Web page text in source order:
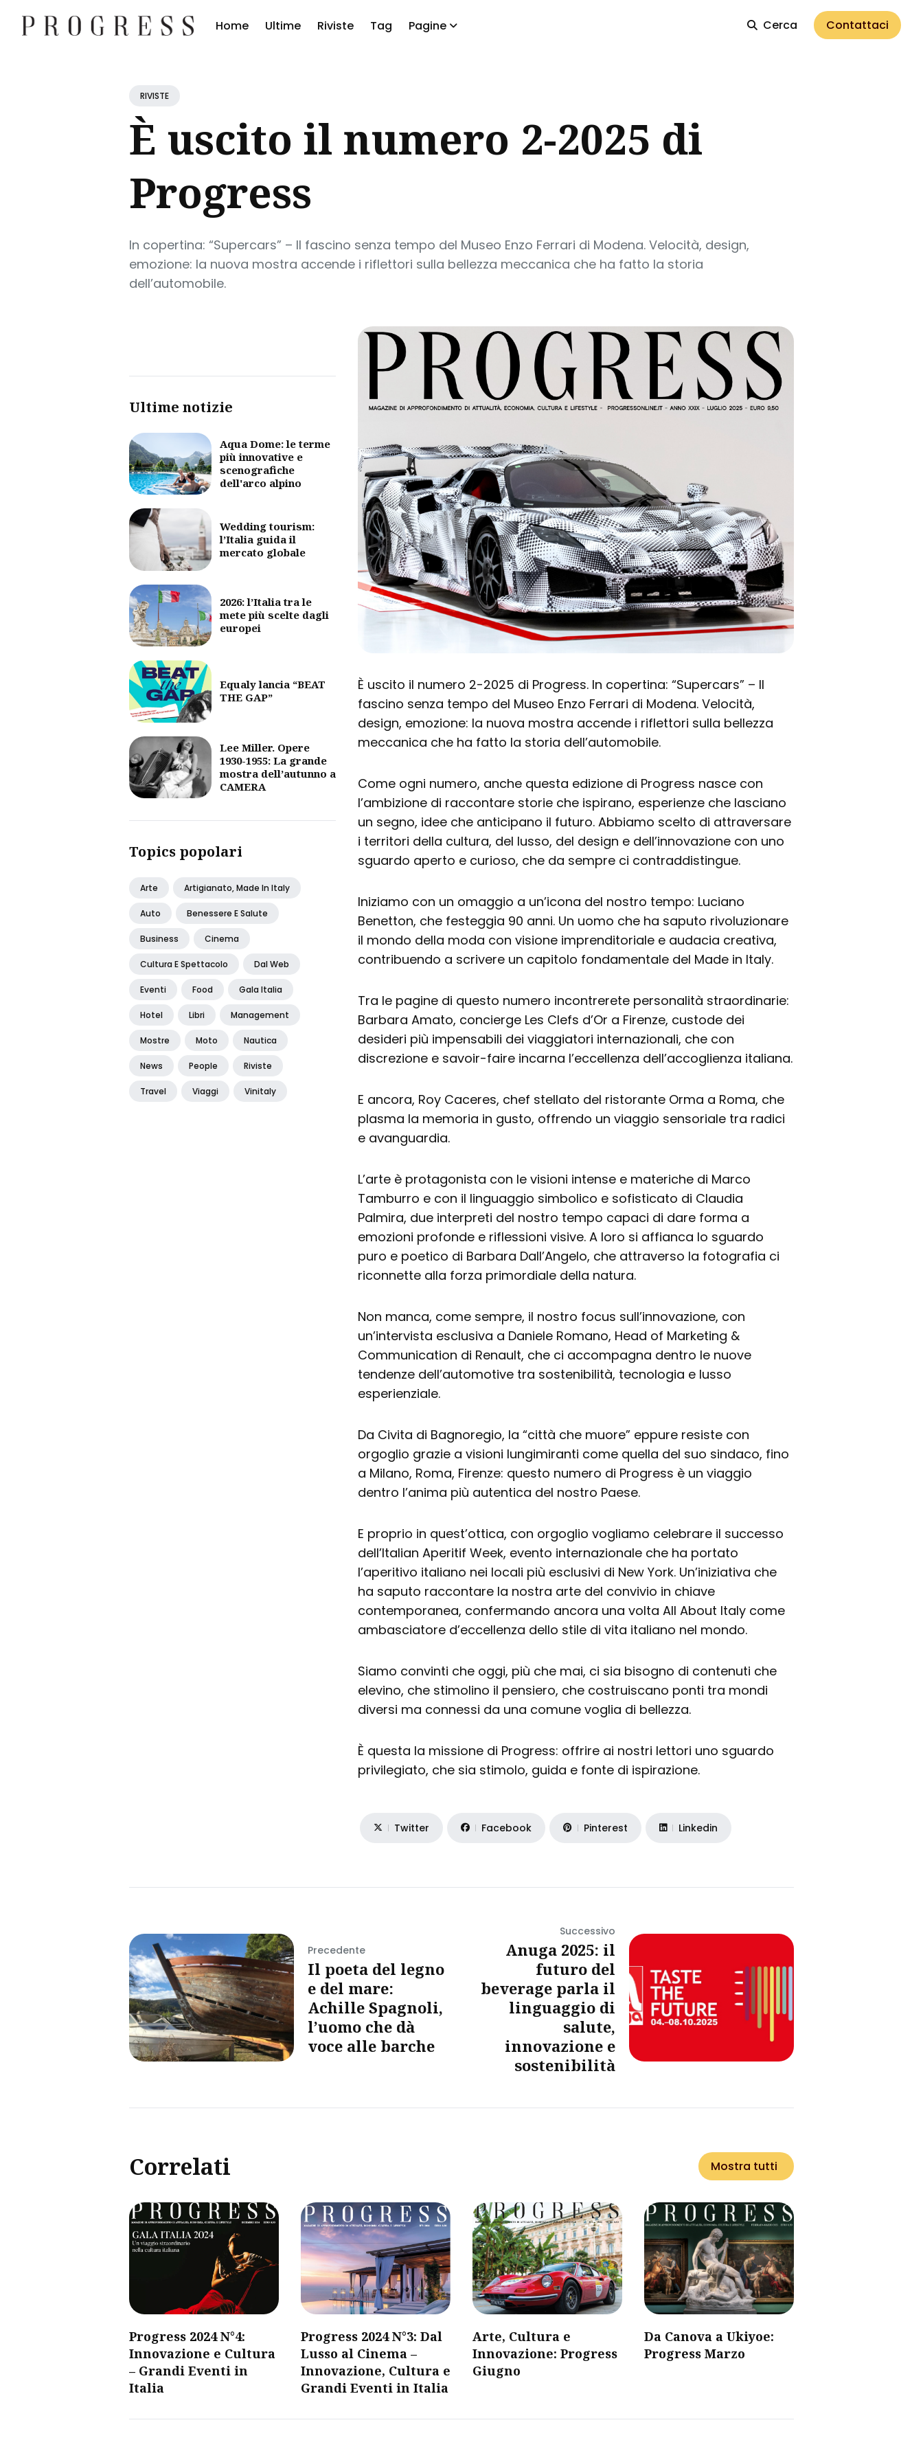
Home Ultime Riviste Tag Pagine Cerca Contattaci
RIVISTE
È uscito il numero 2-2025 di
Progress
In copertina: “Supercars” – Il fascino senza tempo del Museo Enzo Ferrari di Modena. Velocità, design,
emozione: la nuova mostra accende i riflettori sulla bellezza meccanica che ha fatto la storia
dell’automobile.
Ultime notizie
Aqua Dome: le terme
più innovative e
scenografiche
dell'arco alpino
Wedding tourism:
l’Italia guida il
mercato globale
2026: l’Italia tra le
mete più scelte dagli
europei
Equaly lancia “BEAT
THE GAP”
Lee Miller. Opere
1930-1955: La grande
mostra dell’autunno a
CAMERA
Topics popolari
Arte Artigianato, Made In Italy
Auto Benessere E Salute
Business Cinema
Cultura E Spettacolo Dal Web
Eventi Food Gala Italia
Hotel Libri Management
Mostre Moto Nautica
News People Riviste
Travel Viaggi Vinitaly
È uscito il numero 2-2025 di Progress. In copertina: “Supercars” – Il
fascino senza tempo del Museo Enzo Ferrari di Modena. Velocità,
design, emozione: la nuova mostra accende i riflettori sulla bellezza
meccanica che ha fatto la storia dell’automobile.
Come ogni numero, anche questa edizione di Progress nasce con
l’ambizione di raccontare storie che ispirano, esperienze che lasciano
un segno, idee che anticipano il futuro. Abbiamo scelto di attraversare
i territori della cultura, del lusso, del design e dell’innovazione con uno
sguardo aperto e curioso, che da sempre ci contraddistingue.
Iniziamo con un omaggio a un’icona del nostro tempo: Luciano
Benetton, che festeggia 90 anni. Un uomo che ha saputo rivoluzionare
il mondo della moda con visione imprenditoriale e audacia creativa,
contribuendo a scrivere un capitolo fondamentale del Made in Italy.
Tra le pagine di questo numero incontrerete personalità straordinarie:
Barbara Amato, concierge Les Clefs d’Or a Firenze, custode dei
desideri più impensabili dei viaggiatori internazionali, che con
discrezione e savoir-faire incarna l’eccellenza dell’accoglienza italiana.
E ancora, Roy Caceres, chef stellato del ristorante Orma a Roma, che
plasma la memoria in gusto, offrendo un viaggio sensoriale tra radici
e avanguardia.
L’arte è protagonista con le visioni intense e materiche di Marco
Tamburro e con il linguaggio simbolico e sofisticato di Claudia
Palmira, due interpreti del nostro tempo capaci di dare forma a
emozioni profonde e riflessioni visive. A loro si affianca lo sguardo
puro e poetico di Barbara Dall’Angelo, che attraverso la fotografia ci
riconnette alla forza primordiale della natura.
Non manca, come sempre, il nostro focus sull’innovazione, con
un’intervista esclusiva a Daniele Romano, Head of Marketing &
Communication di Renault, che ci accompagna dentro le nuove
tendenze dell’automotive tra sostenibilità, tecnologia e lusso
esperienziale.
Da Civita di Bagnoregio, la “città che muore” eppure resiste con
orgoglio grazie a visioni lungimiranti come quella del suo sindaco, fino
a Milano, Roma, Firenze: questo numero di Progress è un viaggio
dentro l’anima più autentica del nostro Paese.
E proprio in quest’ottica, con orgoglio vogliamo celebrare il successo
dell’Italian Aperitif Week, evento internazionale che ha portato
l’aperitivo italiano nei locali più esclusivi di New York. Un’iniziativa che
ha saputo raccontare la nostra arte del convivio in chiave
contemporanea, confermando ancora una volta All About Italy come
ambasciatore d’eccellenza dello stile di vita italiano nel mondo.
Siamo convinti che oggi, più che mai, ci sia bisogno di contenuti che
elevino, che stimolino il pensiero, che costruiscano ponti tra mondi
diversi ma connessi da una comune voglia di bellezza.
È questa la missione di Progress: offrire ai nostri lettori uno sguardo
privilegiato, che sia stimolo, guida e fonte di ispirazione.
Twitter Facebook Pinterest Linkedin
Precedente
Il poeta del legno
e del mare:
Achille Spagnoli,
l’uomo che dà
voce alle barche
Successivo
Anuga 2025: il
futuro del
beverage parla il
linguaggio di
salute,
innovazione e
sostenibilità
Correlati Mostra tutti
Progress 2024 N°4:
Innovazione e Cultura
– Grandi Eventi in
Italia
Progress 2024 N°3: Dal
Lusso al Cinema –
Innovazione, Cultura e
Grandi Eventi in Italia
Arte, Cultura e
Innovazione: Progress
Giugno
Da Canova a Ukiyoe:
Progress Marzo